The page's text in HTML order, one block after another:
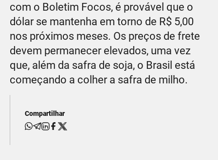
com o Boletim Focos, é provável que o
dólar se mantenha em torno de R$ 5,00
nos próximos meses. Os preços de frete
devem permanecer elevados, uma vez
que, além da safra de soja, o Brasil está
começando a colher a safra de milho.
Compartilhar